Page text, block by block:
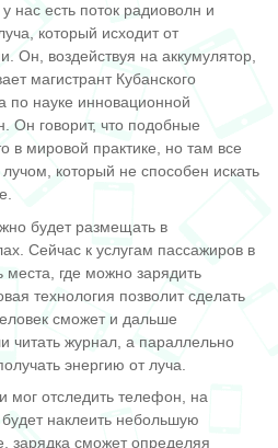
нас есть поток радиоволн и
который исходит от
Он, воздействуя на аккумулятор,
магистрант Кубанского
по науке инновационной
Он говорит, что подобные
в мировой практике, но там все
который не способен искать
будет размещать в
Сейчас к услугам пассажиров в
места, где можно зарядить
технология позволит сделать
сможет и дальше
читать журнал, а параллельно
энергию от луча.
мог отследить телефон, на
наклеить небольшую
зарядка сможет определяя